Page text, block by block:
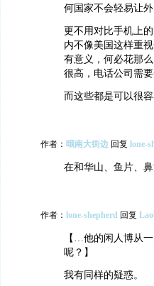
何国家不会轻易让外
更不用对比手机上
内不像美国这样重
有意义，何必花那
很高，电话公司需
而这些都是可以很
作者： 哦南大街边 回复 lone-
在和华山、鱼片、
作者： lone-shepherd 回复
【…他的闲人博从
呢？】
我有同样的疑惑。